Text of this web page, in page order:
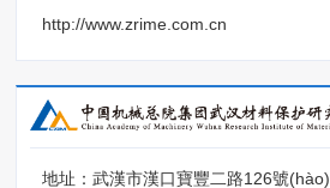
http://www.zrime.com.cn
地址：武漢市漢口寶豐二路126號(hào)